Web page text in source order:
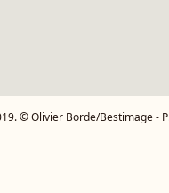
© Olivier Borde/Bestimage - Photo